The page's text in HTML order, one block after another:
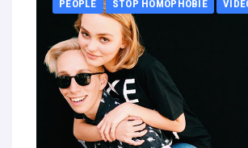
PEOPLE STOP HOMOPHOBIE